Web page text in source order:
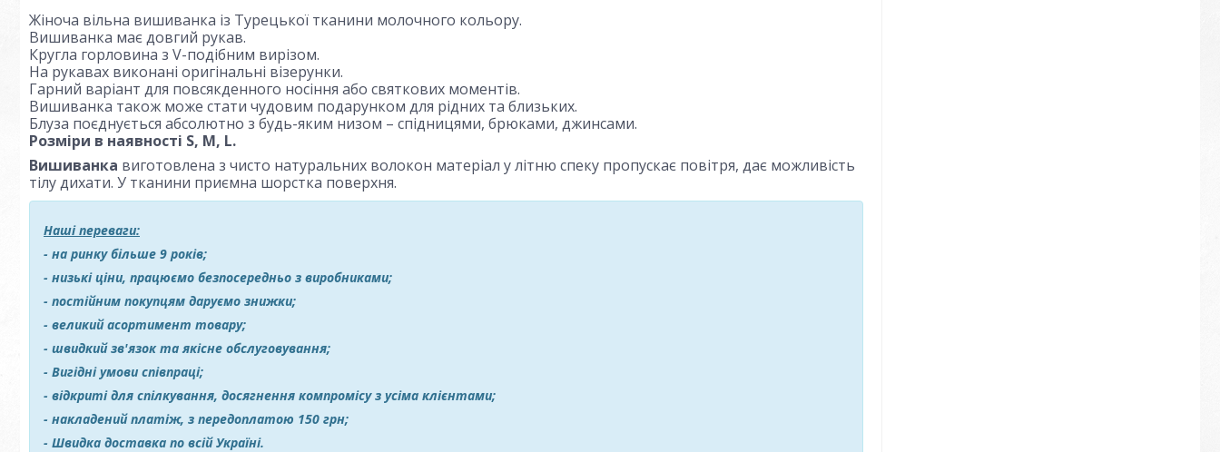
Жіноча вільна вишиванка із Турецької тканини молочного кольору.
Вишиванка має довгий рукав.
Кругла горловина з V-подібним вирізом.
На рукавах виконані оригінальні візерунки.
Гарний варіант для повсякденного носіння або святкових моментів.
Вишиванка також може стати чудовим подарунком для рідних та близьких.
Блуза поєднується абсолютно з будь-яким низом – спідницями, брюками, джинсами.
Розміри в наявності S, M, L.
Вишиванка виготовлена з чисто натуральних волокон матеріал у літню спеку пропускає повітря, дає можливість
тілу дихати. У тканини приємна шорстка поверхня.
Наші переваги:
- на ринку більше 9 років;
- низькі ціни, працюємо безпосередньо з виробниками;
- постійним покупцям даруємо знижки;
- великий асортимент товару;
- швидкий зв'язок та якісне обслуговування;
- Вигідні умови співпраці;
- відкриті для спілкування, досягнення компромісу з усіма клієнтами;
- накладений платіж, з передоплатою 150 грн;
- Швидка доставка по всій Україні.